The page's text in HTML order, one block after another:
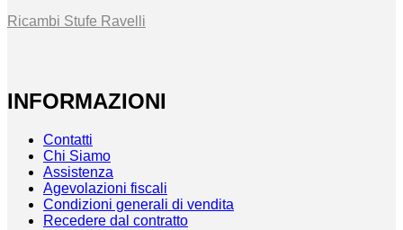
Ricambi Stufe Ravelli
INFORMAZIONI
Contatti
Chi Siamo
Assistenza
Agevolazioni fiscali
Condizioni generali di vendita
Recedere dal contratto